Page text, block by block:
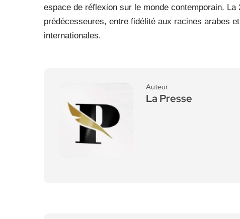
espace de réflexion sur le monde contemporain. La
prédécesseures, entre fidélité aux racines arabes
internationales.
Auteur
La Presse